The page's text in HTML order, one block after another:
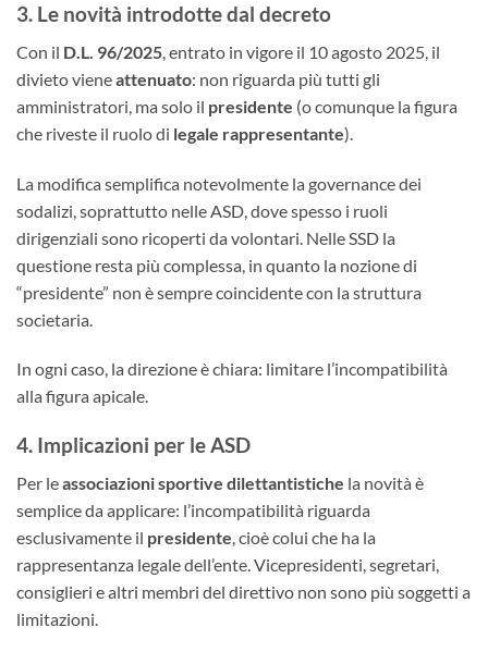
3. Le novità introdotte dal decreto
Con il D.L. 96/2025, entrato in vigore il 10 agosto 2025, il
divieto vieneattenuato: non riguarda più tutti gli
amministratori, ma solo il presidente (o comunque la figura
che riveste il ruolo di legale rappresentante).
La modifica semplifica notevolmente la governance dei
sodalizi, soprattutto nelle ASD, dove spesso i ruoli
dirigenziali sono ricoperti da volontari. Nelle SSD la
questione resta più complessa, in quanto la nozione di
“presidente” non è sempre coincidente con la struttura
societaria.
In ogni caso, la direzione è chiara: limitare l’incompatibilità
alla figura apicale.
4. Implicazioni per le ASD
Per leassociazioni sportive dilettantistiche la novità è
semplice da applicare: l’incompatibilità riguarda
esclusivamente il presidente , cioè colui che ha la
rappresentanza legale dell’ente. Vicepresidenti, segretari,
consiglieri e altri membri del direttivo non sono più soggetti a
limitazioni.